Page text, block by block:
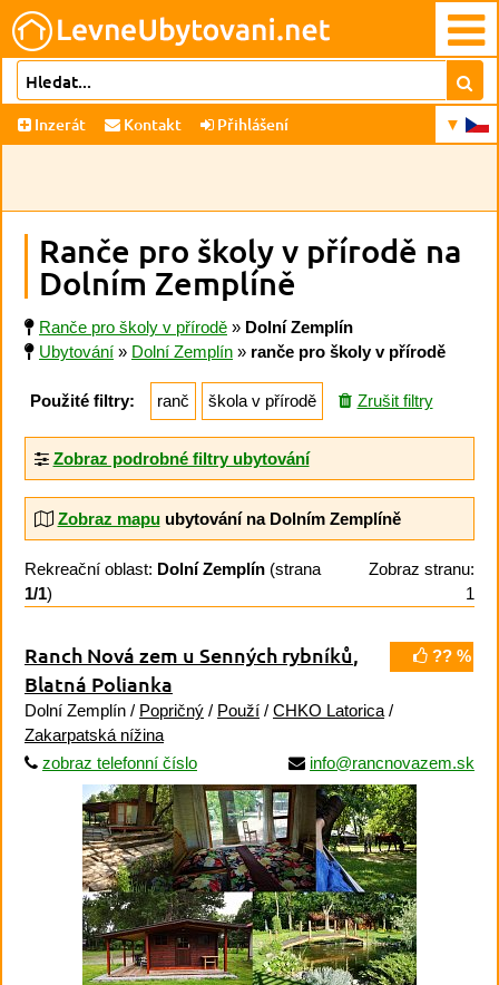
Inzerát Kontakt Přihlášení
Ranče pro školy v přírodě na
Dolním Zemplíně
Ranče pro školy v přírodě » Dolní Zemplín
Ubytování » Dolní Zemplín » ranče pro školy v přírodě
Použité filtry: ranč škola v přírodě Zrušit filtry
Zobraz podrobné filtry ubytování
Zobraz mapuubytování na Dolním Zemplíně
Rekreační oblast: Dolní Zemplín (strana
1/1)
Zobraz stranu:
1
?? %
Ranch Nová zem u Senných rybníků,
Blatná Polianka
Dolní Zemplín / Popričný / Použí / CHKO Latorica /
Zakarpatská nížina
zobraz telefonní číslo
info@rancnovazem.sk